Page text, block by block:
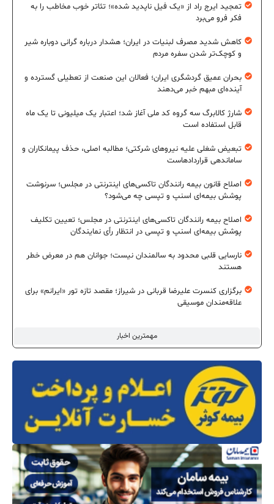
مهمترین اخبار
تمجید ایرج راد از «یک فیل ناپدید شده»؛ تئاتر خوب مخاطب را به
فکر فرو می‌برد
کاهش شدید مصرف لبنیات در ایران؛ هشدار درباره گرانی دوباره شیر
و کوچک‌تر شدن سفره مردم
بحران عمیق گردشگری ایران؛ فعالان این صنعت از تعطیلی گسترده و
آینده‌ای مبهم خبر می‌دهند
شارژ کالابرگ سه گروه کد ملی آغاز شد؛ اعتبار یک میلیونی تا یک ماه
قابل استفاده است
تبعیض شغلی علیه نیروهای شرکتی؛ مطالبه اصلی، حذف پیمانکاران و
ساماندهی قراردادهاست
اصلاح قانون بیمه رانندگان تاکسی‌های اینترنتی در مجلس؛ سرنوشت
پوشش بیمه‌ای اسنپ و تپسی چه می‌شود؟
اصلاح بیمه رانندگان تاکسی‌های اینترنتی در مجلس؛ تعیین تکلیف
پوشش بیمه‌ای اسنپ و تپسی در انتظار رأی نمایندگان
نارسایی قلبی محدود به سالمندان نیست؛ جوانان هم در معرض خطر
هستند
برگزاری کنسرت علیرضا قربانی در شیراز؛ مقصد تازه تور «ایرانم» برای
علاقه‌مندان موسیقی